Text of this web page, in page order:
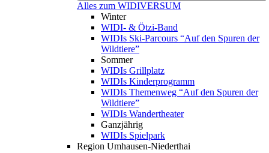
Alles zum WIDIVERSUM
Winter
WIDI- & Ötzi-Band
WIDIs Ski-Parcours “Auf den Spuren der
Wildtiere”
Sommer
WIDIs Grillplatz
WIDIs Kinderprogramm
WIDIs Themenweg “Auf den Spuren der
Wildtiere”
WIDIs Wandertheater
Ganzjährig
WIDIs Spielpark
Region Umhausen-Niederthai